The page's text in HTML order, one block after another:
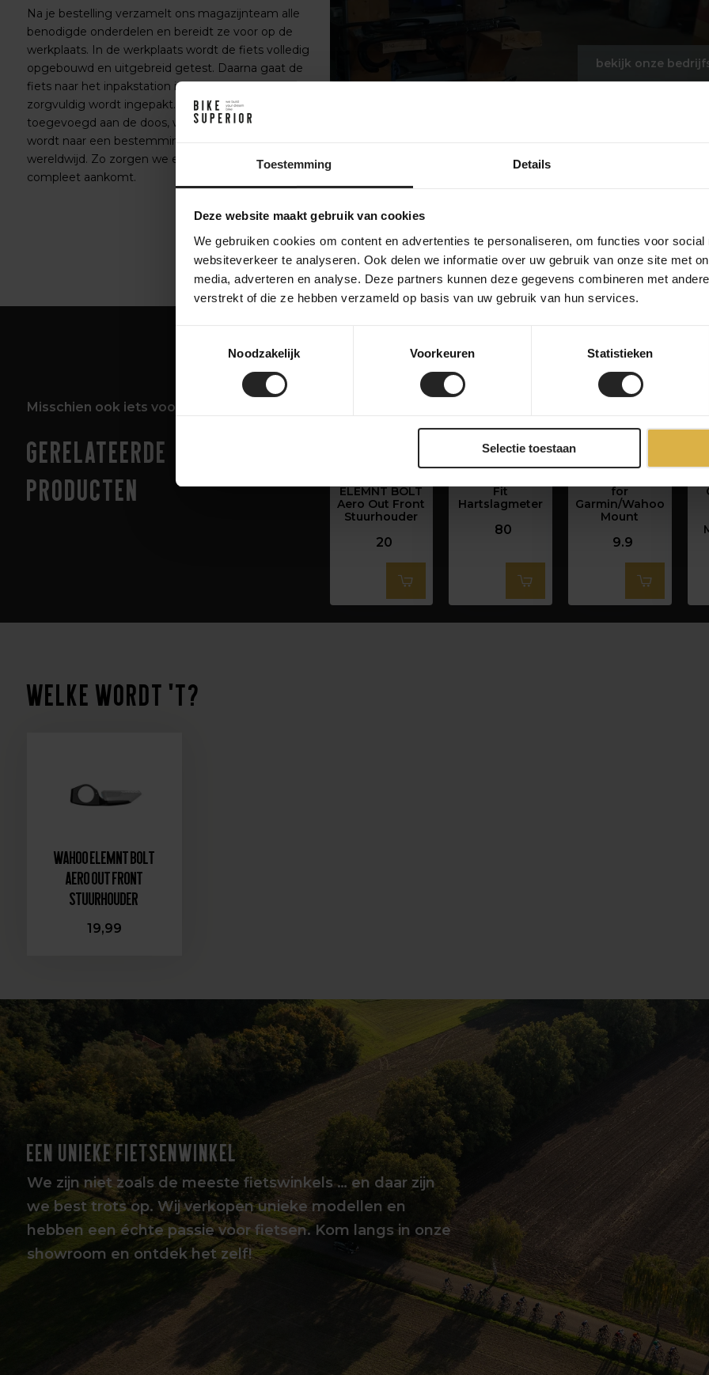
Toestemming Details
Deze website maakt gebruik van cookies
We gebruiken cookies om content en advertenties te personaliseren, om functies voor social
websiteverkeer te analyseren. Ook delen we informatie over uw gebruik van onze site met
media, adverteren en analyse. Deze partners kunnen deze gegevens combineren met
verstrekt of die ze hebben verzameld op basis van uw gebruik van hun services.
Noodzakelijk
Voorkeuren Statistieken
Selectie toestaan
Na je bestelling verzamelt ons magazijnteam alle
benodigde onderdelen en bereidt ze voor op de
werkplaats. In de werkplaats wordt de fiets volledig
opgebouwd en uitgebreid getest. Daarna gaat de
fiets naar het inpakstation in het magazijn, waar hij
zorgvuldig wordt ingepakt. Accessoires worden
toegevoegd aan de doos, waarna de fiets verzonden
wordt naar een bestemming in Nederland of
wereldwijd. Zo zorgen we ervoor dat je fiets veilig en
compleet aankomt.
bekijk onze
Misschien ook iets voor jou!
Gerelateerde
producten
ELEMNT BOLT
Aero Out Front
Stuurhouder
20
Fit
Hartslagmeter
80
for
Garmin/Wahoo
Mount
9.9
Welke wordt 't?
Wahoo ELEMNT BOLT
Aero Out Front
Stuurhouder
19,99
EEN UNIEKE FIETSENWINKEL
We zijn niet zoals de meeste fietswinkels … en daar zijn
we best trots op. Wij verkopen unieke modellen en
hebben een échte passie voor fietsen. Kom langs in onze
showroom en ontdek het zelf!